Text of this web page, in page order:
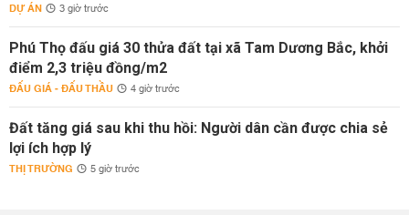
DỰ ÁN 3 giờ trước
Phú Thọ đấu giá 30 thửa đất tại xã Tam Dương Bắc, khởi
điểm 2,3 triệu đồng/m2
ĐẤU GIÁ - ĐẤU THẦU 4 giờ trước
Đất tăng giá sau khi thu hồi: Người dân cần được chia sẻ
lợi ích hợp lý
THỊ TRƯỜNG 5 giờ trước